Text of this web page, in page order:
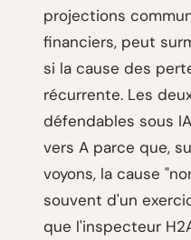
projections
financiers, peut
si la cause des
récurrente. Les
défendables sous
vers A parce que,
voyons, la cause
souvent d'un
que l'inspecteur